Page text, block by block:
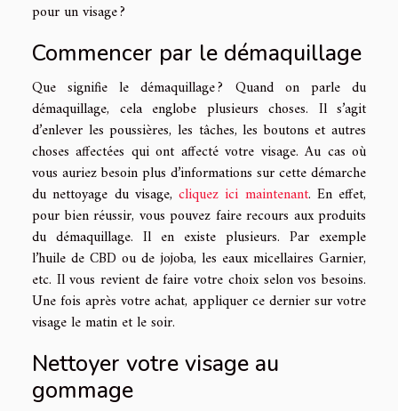
pour un visage ?
Commencer par le démaquillage
Que signifie le démaquillage ? Quand on parle du
démaquillage, cela englobe plusieurs choses. Il s’agit
d’enlever les poussières, les tâches, les boutons et autres
choses affectées qui ont affecté votre visage. Au cas où
vous auriez besoin plus d’informations sur cette démarche
du nettoyage du visage, cliquez ici maintenant. En effet,
pour bien réussir, vous pouvez faire recours aux produits
du démaquillage. Il en existe plusieurs. Par exemple
l’huile de CBD ou de jojoba, les eaux micellaires Garnier,
etc. Il vous revient de faire votre choix selon vos besoins.
Une fois après votre achat, appliquer ce dernier sur votre
visage le matin et le soir.
Nettoyer votre visage au
gommage